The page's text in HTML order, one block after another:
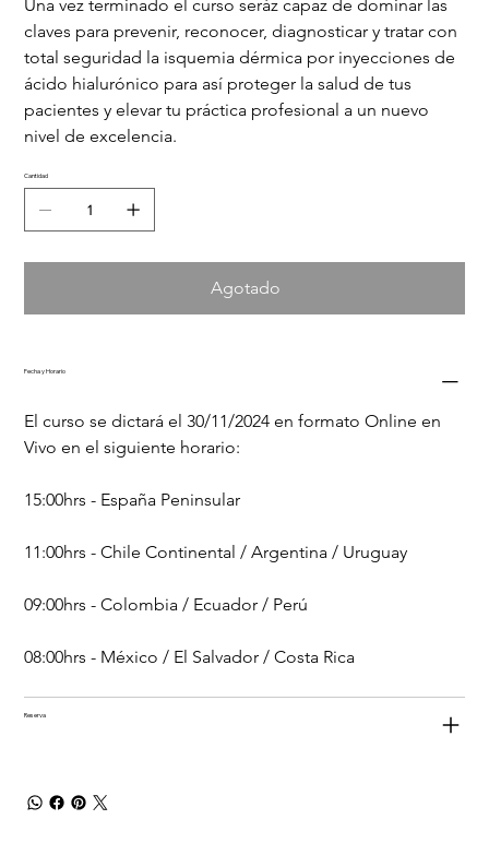
Una vez terminado el curso seráz capaz de dominar las
claves para prevenir, reconocer, diagnosticar y tratar con
total seguridad la isquemia dérmica por inyecciones de
ácido hialurónico para así proteger la salud de tus
pacientes y elevar tu práctica profesional a un nuevo
nivel de excelencia.
Cantidad
Agotado
Fecha y Horario
El curso se dictará el 30/11/2024 en formato Online en
Vivo en el siguiente horario:
15:00hrs - España Peninsular
11:00hrs - Chile Continental / Argentina / Uruguay
09:00hrs - Colombia / Ecuador / Perú
08:00hrs - México / El Salvador / Costa Rica
Reserva